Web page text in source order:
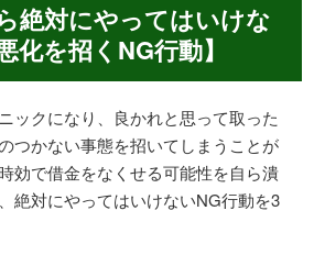
絶対にやってはいけな
化を招くNG行動】
ックになり、良かれと思って取った
つかない事態を招いてしまうことが
効で借金をなくせる可能性を自ら潰
絶対にやってはいけないNG行動を3